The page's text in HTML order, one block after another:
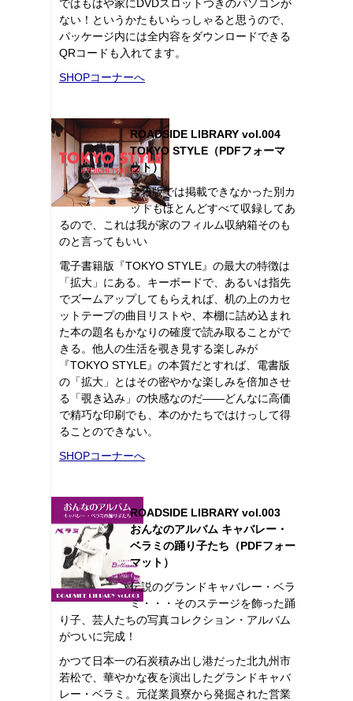
ではもはや家にDVDスロットつきのパソコンが
ない！というかたもいらっしゃると思うので、
パッケージ内には全内容をダウンロードできる
QRコードも入れてます。
SHOPコーナーへ
ROADSIDE LIBRARY vol.004
TOKYO STYLE（PDFフォーマ
ット）
書籍版では掲載できなかった別カ
ットもほとんどすべて収録してあ
るので、これは我が家のフィルム収納箱そのも
のと言ってもいい
電子書籍版『TOKYO STYLE』の最大の特徴は
「拡大」にある。キーボードで、あるいは指先
でズームアップしてもらえれば、机の上のカセ
ットテープの曲目リストや、本棚に詰め込まれ
た本の題名もかなりの確度で読み取ることがで
きる。他人の生活を覗き見する楽しみが
『TOKYO STYLE』の本質だとすれば、電書版
の「拡大」とはその密やかな楽しみを倍加させ
る「覗き込み」の快感なのだ――どんなに高価
で精巧な印刷でも、本のかたちではけっして得
ることのできない。
SHOPコーナーへ
ROADSIDE LIBRARY vol.003
おんなのアルバム キャバレー・
ベラミの踊り子たち（PDFフォー
マット）
伝説のグランドキャバレー・ベラ
ミ・・・そのステージを飾った踊
り子、芸人たちの写真コレクション・アルバム
がついに完成！
かつて日本一の石炭積み出し港だった北九州市
若松で、華やかな夜を演出したグランドキャバ
レー・ベラミ。元従業員寮から発掘された営業